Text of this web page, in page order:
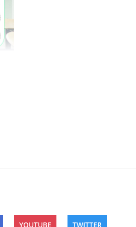
YOUTUBE TWITTER